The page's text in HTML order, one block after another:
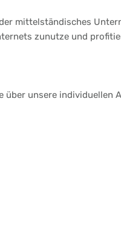
mittelständisches
zunutze und
über unsere